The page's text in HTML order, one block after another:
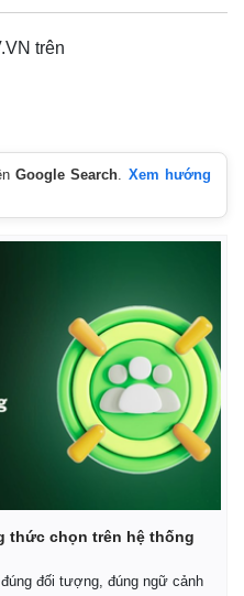
trên
Google Search. Xem hướng
thức chọn trên hệ thống
đối tượng, đúng ngữ cảnh